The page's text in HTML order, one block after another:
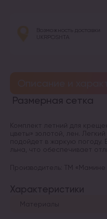
Возможность доставки
UKRPOSHTA
Размерная сетка
Комплект летний для
цветы» золотой, лен.
подойдет в жаркую погоду.
льна, что обеспечивает
Производитель: ТМ «Мамине
Характеристики
Материалы